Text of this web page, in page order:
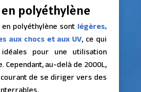
en polyéthylène
polyéthylène sont légères,
aux chocs et aux UV, ce qui
pour une utilisation
Cependant, au-delà de 2000L,
de se diriger vers des